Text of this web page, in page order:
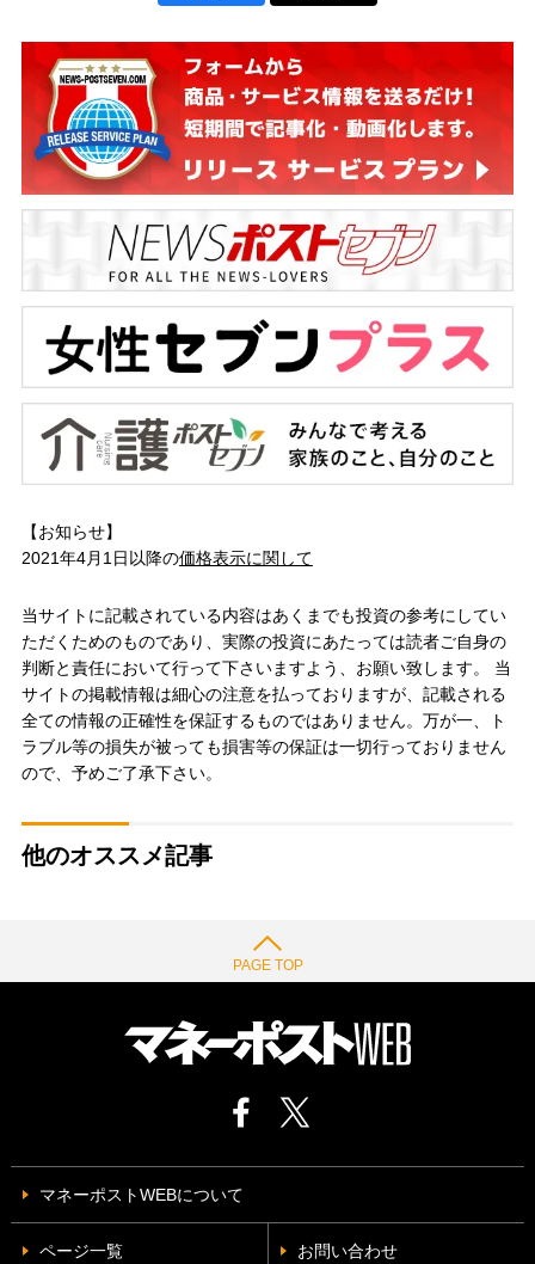
【お知らせ】
2021年4月1日以降の価格表示に関して
当サイトに記載されている内容はあくまでも投資の参考にしてい
ただくためのものであり、実際の投資にあたっては読者ご自身の
判断と責任において行って下さいますよう、お願い致します。 当
サイトの掲載情報は細心の注意を払っておりますが、記載される
全ての情報の正確性を保証するものではありません。万が一、ト
ラブル等の損失が被っても損害等の保証は一切行っておりません
ので、予めご了承下さい。
他のオススメ記事
PAGE TOP
マネーポストWEBについて
ページ一覧 お問い合わせ